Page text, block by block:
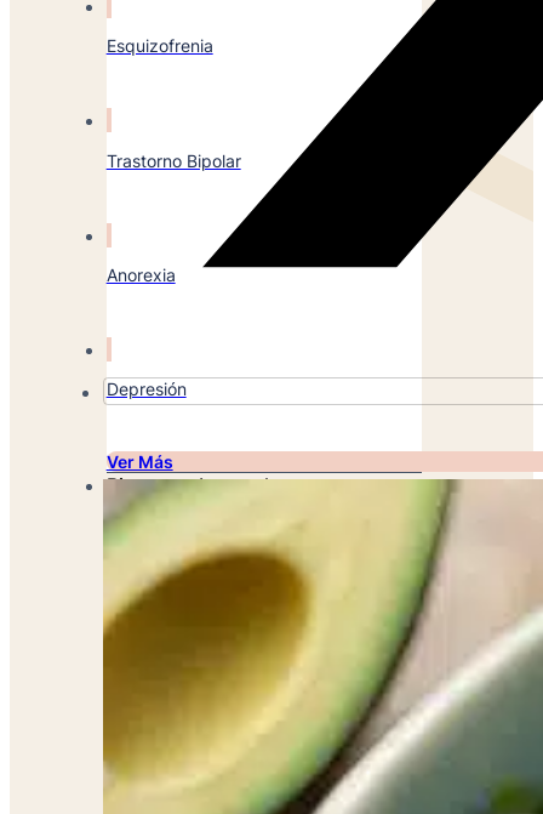
Esquizofrenia
Trastorno Bipolar
Anorexia
Depresión
Ver Más
Bienestar Integral